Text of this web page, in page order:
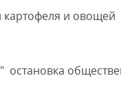
и овощей
остановка